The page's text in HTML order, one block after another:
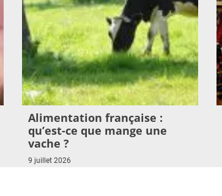
Alimentation française :
qu’est-ce que mange une
vache ?
9 juillet 2026